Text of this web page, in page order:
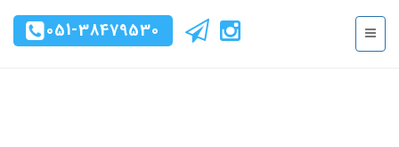
051-38479530